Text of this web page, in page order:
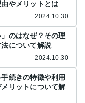
やメリットとは
2024.10.30
のはなぜ？その理
について解説
2024.10.30
続きの特徴や利用
リットについて解